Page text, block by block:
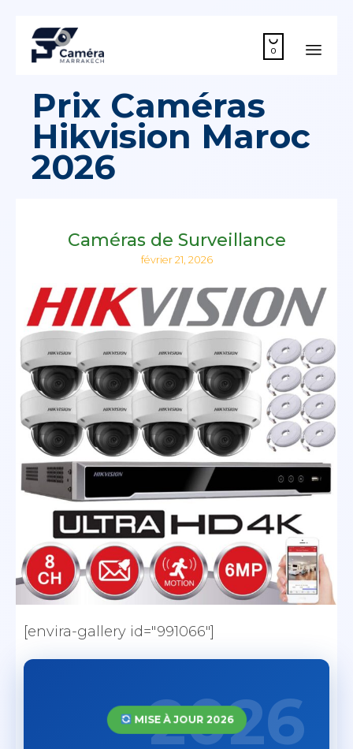

0
Prix Caméras
Hikvision Maroc
2026
Caméras de Surveillance
février 21, 2026
[envira-gallery id="991066"]
MISE À JOUR 2026